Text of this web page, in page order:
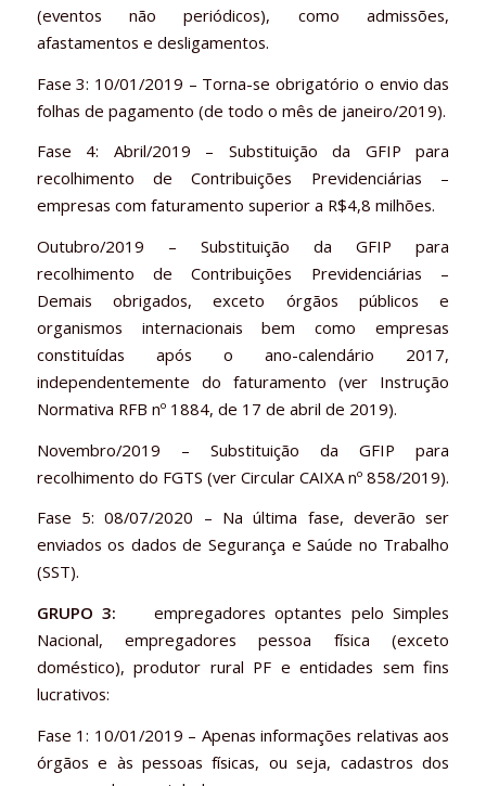
(eventos não periódicos), como admissões,
afastamentos e desligamentos.
Fase 3: 10/01/2019 – Torna-se obrigatório o envio das
folhas de pagamento (de todo o mês de janeiro/2019).
Fase 4: Abril/2019 – Substituição da GFIP para
recolhimento de Contribuições Previdenciárias –
empresas com faturamento superior a R$4,8 milhões.
Outubro/2019 – Substituição da GFIP para
recolhimento de Contribuições Previdenciárias –
Demais obrigados, exceto órgãos públicos e
organismos internacionais bem como empresas
constituídas após o ano-calendário 2017,
independentemente do faturamento (ver Instrução
Normativa RFB nº 1884, de 17 de abril de 2019).
Novembro/2019 – Substituição da GFIP para
recolhimento do FGTS (ver Circular CAIXA nº 858/2019).
Fase 5: 08/07/2020 – Na última fase, deverão ser
enviados os dados de Segurança e Saúde no Trabalho
(SST).
GRUPO 3:
empregadores optantes pelo Simples
Nacional, empregadores pessoa física (exceto
doméstico), produtor rural PF e entidades sem fins
lucrativos:
Fase 1: 10/01/2019 – Apenas informações relativas aos
órgãos e às pessoas físicas, ou seja, cadastros dos